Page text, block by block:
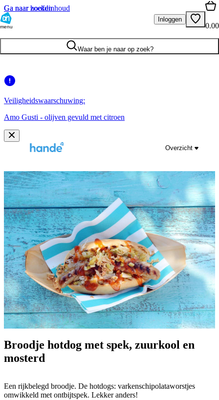
Ga naar hoofdinhoud
Ga naar zoeken
menu
Inloggen
0.00
Waar ben je naar op zoek?
Veiligheidswaarschuwing:
Amo Gusti - olijven gevuld met citroen
Overzicht
Broodje hotdog met spek, zuurkool en
mosterd
Een rijkbelegd broodje. De hotdogs: varkenschipolataworstjes
omwikkeld met ontbijtspek. Lekker anders!